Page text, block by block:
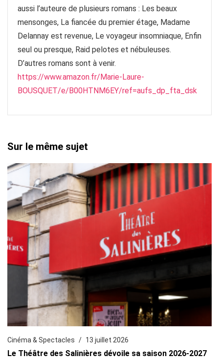
aussi l’auteure de plusieurs romans : Les beaux
mensonges, La fiancée du premier étage, Madame
Delannay est revenue, Le voyageur insomniaque, Enfin
seul ou presque, Raid pelotes et nébuleuses.
D’autres romans sont à venir.
https://www.amazon.fr/Marie-Laure-
BOUSQUET/e/B00HTNM6EY/ref=aufs_dp_fta_dsk
Sur le même sujet
Cinéma & Spectacles 13 juillet 2026
Le Théâtre des Salinières dévoile sa saison 2026-2027